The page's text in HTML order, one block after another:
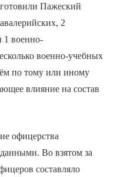
Пажеский
2
1 военно-
военно-учебных
по тому или иному
влияние на состав
офицерства
Во взятом за
составляло